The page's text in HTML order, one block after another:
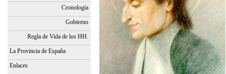
Cronología
Gobierno
Regla de Vida de los HH.
La Provincia de España
Enlaces